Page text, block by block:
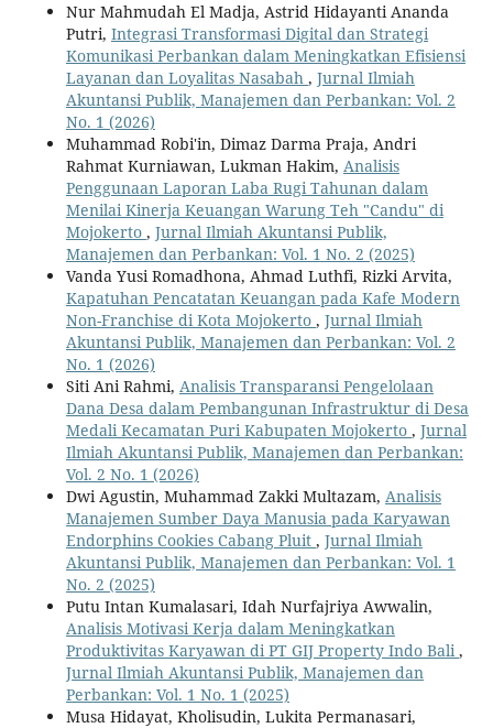
Nur Mahmudah El Madja, Astrid Hidayanti Ananda
Putri, Integrasi Transformasi Digital dan Strategi
Komunikasi Perbankan dalam Meningkatkan Efisiensi
Layanan dan Loyalitas Nasabah , Jurnal Ilmiah
Akuntansi Publik, Manajemen dan Perbankan: Vol. 2
No. 1 (2026)
Muhammad Robi'in, Dimaz Darma Praja, Andri
Rahmat Kurniawan, Lukman Hakim, Analisis
Penggunaan Laporan Laba Rugi Tahunan dalam
Menilai Kinerja Keuangan Warung Teh "Candu" di
Mojokerto , Jurnal Ilmiah Akuntansi Publik,
Manajemen dan Perbankan: Vol. 1 No. 2 (2025)
Vanda Yusi Romadhona, Ahmad Luthfi, Rizki Arvita,
Kapatuhan Pencatatan Keuangan pada Kafe Modern
Non-Franchise di Kota Mojokerto , Jurnal Ilmiah
Akuntansi Publik, Manajemen dan Perbankan: Vol. 2
No. 1 (2026)
Siti Ani Rahmi, Analisis Transparansi Pengelolaan
Dana Desa dalam Pembangunan Infrastruktur di Desa
Medali Kecamatan Puri Kabupaten Mojokerto , Jurnal
Ilmiah Akuntansi Publik, Manajemen dan Perbankan:
Vol. 2 No. 1 (2026)
Dwi Agustin, Muhammad Zakki Multazam, Analisis
Manajemen Sumber Daya Manusia pada Karyawan
Endorphins Cookies Cabang Pluit , Jurnal Ilmiah
Akuntansi Publik, Manajemen dan Perbankan: Vol. 1
No. 2 (2025)
Putu Intan Kumalasari, Idah Nurfajriya Awwalin,
Analisis Motivasi Kerja dalam Meningkatkan
Produktivitas Karyawan di PT GIJ Property Indo Bali,
Jurnal Ilmiah Akuntansi Publik, Manajemen dan
Perbankan: Vol. 1 No. 1 (2025)
Musa Hidayat, Kholisudin, Lukita Permanasari,